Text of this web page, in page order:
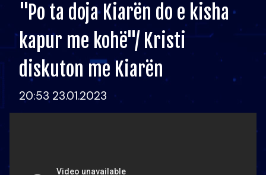
"Po ta doja Kiarën do e kisha
kapur me kohë"/ Kristi
diskuton me Kiarën
20:53 23.01.2023